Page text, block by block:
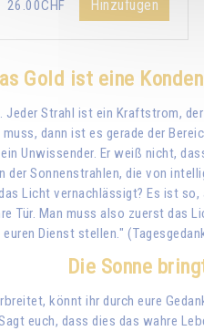
26.00CHF Hinzufügen
Gold ist eine
Strahl ist ein Kraftstrom,
dann ist es gerade der
Unwissender. Er weiß nicht,
Sonnenstrahlen, die von
Licht vernachlässigt? Es ist
Tür. Man muss also zuerst das
Dienst stellen."
Die Sonne
könnt ihr durch eure
euch, dass dies das wahre